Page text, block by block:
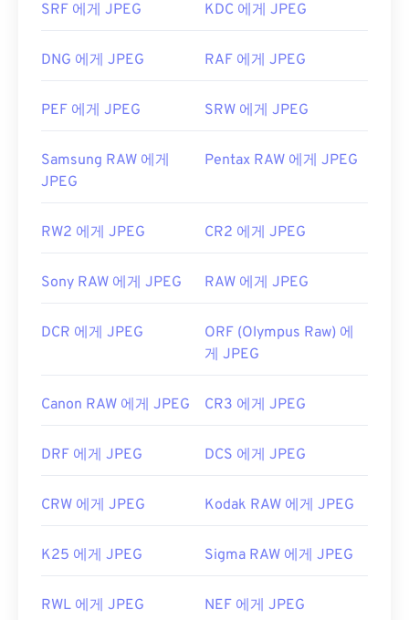
개발: Joint Photographic Experts Group
최초 출시: 1992년 9월 18일
https://en.wikipedia.org/wiki/JPEG
SRF 에게 JPEG KDC 에게 JPEG
DNG 에게 JPEG RAF 에게 JPEG
PEF 에게 JPEG SRW 에게 JPEG
Samsung RAW 에게
JPEG
Pentax RAW 에게 JPEG
RW2 에게 JPEG CR2 에게 JPEG
Sony RAW 에게 JPEG RAW 에게 JPEG
DCR 에게 JPEG
ORF (Olympus Raw) 에
게 JPEG
Canon RAW 에게 JPEG CR3 에게 JPEG
DRF 에게 JPEG DCS 에게 JPEG
CRW 에게 JPEG Kodak RAW 에게 JPEG
K25 에게 JPEG Sigma RAW 에게 JPEG
RWL 에게 JPEG NEF 에게 JPEG